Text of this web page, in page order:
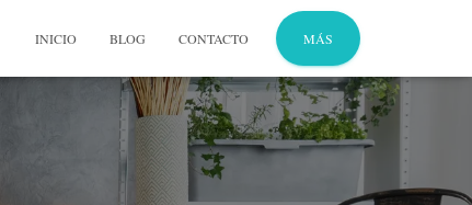
INICIO BLOG CONTACTO MÁS